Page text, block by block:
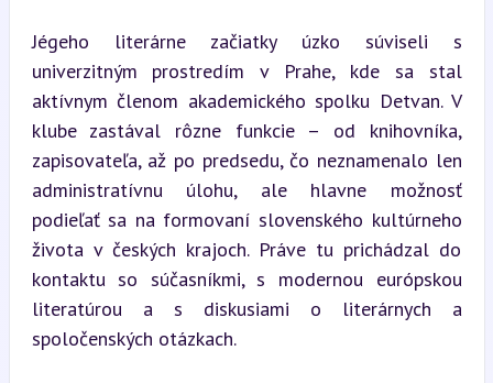
Jégeho literárne začiatky úzko súviseli s
univerzitným prostredím v Prahe, kde sa stal
aktívnym členom akademického spolku Detvan. V
klube zastával rôzne funkcie – od knihovníka,
zapisovateľa, až po predsedu, čo neznamenalo len
administratívnu úlohu, ale hlavne možnosť
podieľať sa na formovaní slovenského kultúrneho
života v českých krajoch. Práve tu prichádzal do
kontaktu so súčasníkmi, s modernou európskou
literatúrou a s diskusiami o literárnych a
spoločenských otázkach.